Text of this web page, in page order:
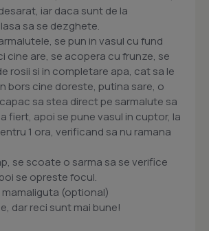
iar daca sunt de la
sa se dezghete.
se pun in vasul cu fund
cine are, se acopera cu frunze, se
rosii si in completare apa, cat sa le
bors cine doreste, putina sare, o
sa stea direct pe sarmalute sa
fiert, apoi se pune vasul in cuptor, la
1 ora, verificand sa nu ramana
se scoate o sarma sa se verifice
se opreste focul.
(optional)
dar reci sunt mai bune!